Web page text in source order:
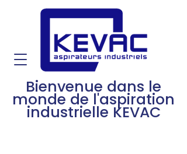
Bienvenue dans le
monde de l'aspiration
industrielle KEVAC